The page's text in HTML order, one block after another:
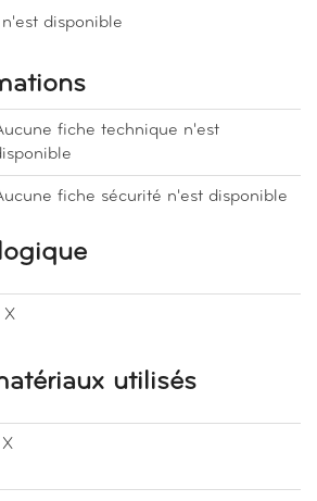
disponible
fiche technique n'est
fiche sécurité n'est disponible
X
utilisés
X